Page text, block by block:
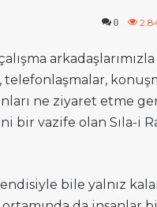
0
ne ziyaret etme
bir vazife olan Sıla-i
bile yalnız